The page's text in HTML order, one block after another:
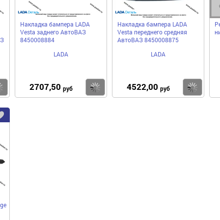
Купить
Накладка бампера LADA
Vesta заднего АвтоВАЗ
8450008884
LADA
2707,50 руб Купить
Накладка бампера LADA
Vesta переднего средняя
АвтоВАЗ 8450008875
LADA
4522,00 руб